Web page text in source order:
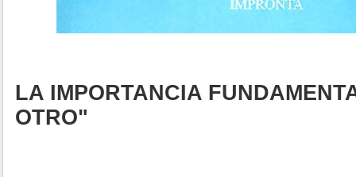
LA IMPORTANCIA
OTRO"